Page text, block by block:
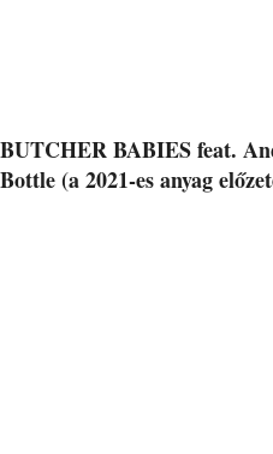
BUTCHER BABIES feat.
Bottle (a 2021-es anyag